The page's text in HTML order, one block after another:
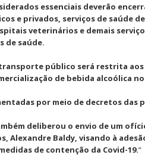
essenciais deverão
e privados, serviços de saúde
veterinários e demais
de saúde.
público será restrita
de bebida alcoólica
por meio de decretos das
deliberou o envio de um
Alexandre Baldy, visando à
de contenção da Covid-19.“